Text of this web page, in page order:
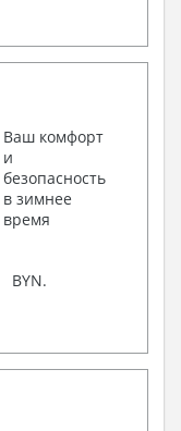
Ваш комфорт
и
безопасность
в зимнее
время
BYN.